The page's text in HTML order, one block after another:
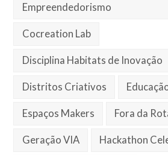
Empreendedorismo
Cocreation Lab
Disciplina Habitats de Inovação
Distritos Criativos
Espaços Makers Fora da
Geração VIA Hackathon